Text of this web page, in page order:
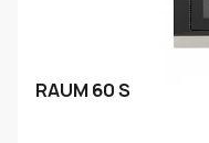
RAUM 60 S